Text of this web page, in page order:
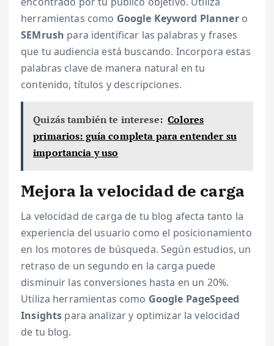
herramientas como Google Keyword Plannero
SEMrush para identificar las palabras y frases
que tu audiencia está buscando. Incorpora estas
palabras clave de manera natural en tu
contenido, títulos y descripciones.
Quizás también te interese: Colores
primarios: guía completa para entender su
importancia y uso
Mejora la velocidad de carga
La velocidad de carga de tu blog afecta tanto la
experiencia del usuario como el posicionamiento
en los motores de búsqueda. Según estudios, un
retraso de un segundo en la carga puede
disminuir las conversiones hasta en un 20%.
Utiliza herramientas como Google PageSpeed
Insights para analizar y optimizar la velocidad
de tu blog.